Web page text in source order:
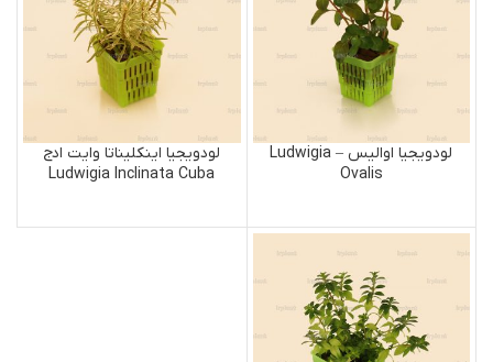
لودویجیا اوالیس – Ludwigia
Ovalis
لودویجیا اینکلیناتا وایت ادج
Ludwigia Inclinata Cuba